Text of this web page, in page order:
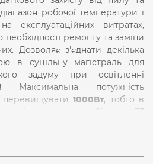
робочої температури і
експлуатаційних витратах,
необхідності ремонту та заміни
Дозволяє з'єднати декілька
в суцільну магістраль для
задуму при освітленні
Максимальна потужність
перевищувати 1000Вт, тобто в
підключати не більше 33
та алюмінію, що робить